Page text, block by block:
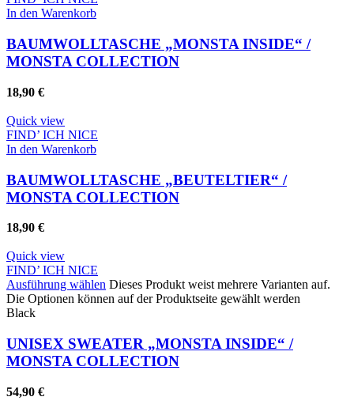
In den Warenkorb
BAUMWOLLTASCHE „MONSTA INSIDE“ /
MONSTA COLLECTION
18,90 €
Quick view
FIND’ ICH NICE
In den Warenkorb
BAUMWOLLTASCHE „BEUTELTIER“ /
MONSTA COLLECTION
18,90 €
Quick view
FIND’ ICH NICE
Ausführung wählen Dieses Produkt weist mehrere Varianten auf.
Die Optionen können auf der Produktseite gewählt werden
Black
UNISEX SWEATER „MONSTA INSIDE“ /
MONSTA COLLECTION
54,90 €